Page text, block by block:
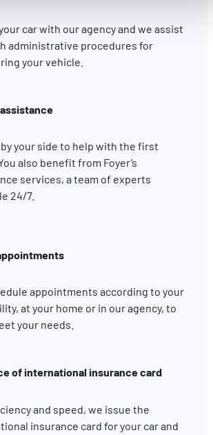
et en se souvenant de vos choix.
en suivant le nombre de visiteurs et
vous arrivez sur notre site.
Partager des informations avec les
vous permettre de visualiser du contenu
car with our agency and we assist
administrative procedures for
your vehicle.
by your side to help with the first
also benefit from Foyer’s
services, a team of experts
24/7.
appointments according to your
at your home or in our agency, to
your needs.
of international insurance card
and speed, we issue the
insurance card for your car and